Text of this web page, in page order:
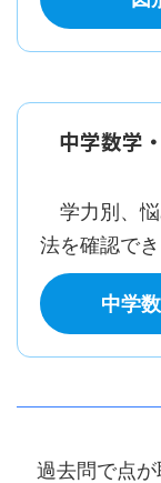
中学数学
学力別、悩
法を確認で
中学
過去問で点が